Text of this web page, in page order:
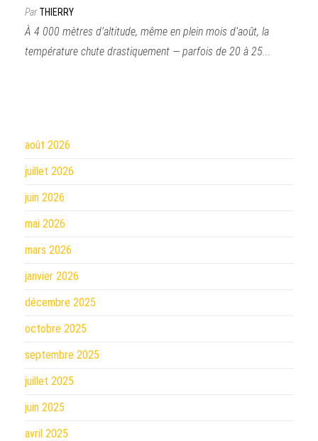
ParTHIERRY
À 4 000 mètres d’altitude, même en plein mois d’août, la
température chute drastiquement — parfois de 20 à 25...
août 2026
juillet 2026
juin 2026
mai 2026
mars 2026
janvier 2026
décembre 2025
octobre 2025
septembre 2025
juillet 2025
juin 2025
avril 2025